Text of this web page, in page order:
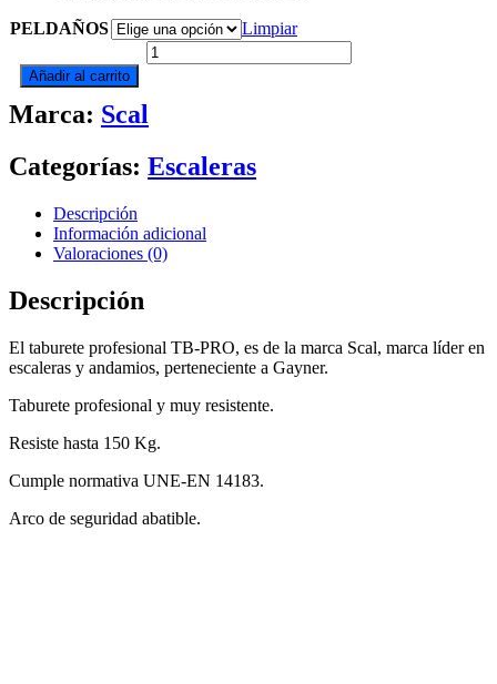
PELDAÑOS
Limpiar
TBP
TABURETE
cantidad
Añadir al carrito
Marca: Scal
Categorías: Escaleras
Descripción
Información adicional
Valoraciones (0)
Descripción
El taburete profesional TB-PRO, es de la marca Scal, marca líder en
escaleras y andamios, perteneciente a Gayner.
Taburete profesional y muy resistente.
Resiste hasta 150 Kg.
Cumple normativa UNE-EN 14183.
Arco de seguridad abatible.